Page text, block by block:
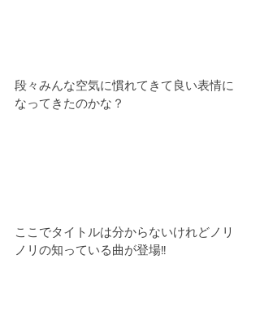
段々みんな空気に慣れてきて良い表情に
なってきたのかな？
ここでタイトルは分からないけれどノリ
ノリの知っている曲が登場!!